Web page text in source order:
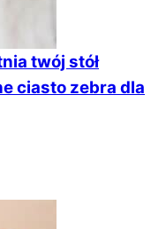
twój stół
ciasto zebra dla